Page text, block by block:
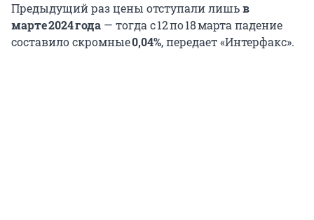
Предыдущий раз цены отступали лишьв
марте 2024 года — тогда с 12 по 18 марта падение
составило скромные0,04%, передает «Интерфакс».